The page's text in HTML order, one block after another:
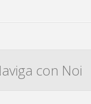
con Noi